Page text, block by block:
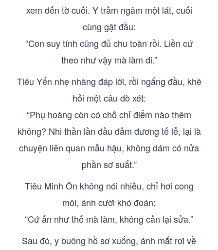
xem đến tờ cuối. Y trầm ngâm một lát, cuối
cùng gật đầu:
“Con suy tính cũng đủ chu toàn rồi. Liền cứ
theo như vậy mà làm đi.”
Tiêu Yến nhẹ nhàng đáp lời, rồi ngẩng đầu, khẽ
hỏi một câu dò xét:
“Phụ hoàng còn có chỗ chỉ điểm nào thêm
không? Nhi thần lần đầu đảm đương tế lễ, lại là
chuyện liên quan mẫu hậu, không dám có nửa
phần sơ suất.”
Tiêu Minh Ôn không nói nhiều, chỉ hơi cong
môi, ánh cười khó đoán:
“Cứ ấn như thế mà làm, không cần lại sửa.”
Sau đó, y buông hồ sơ xuống, ánh mắt rơi về